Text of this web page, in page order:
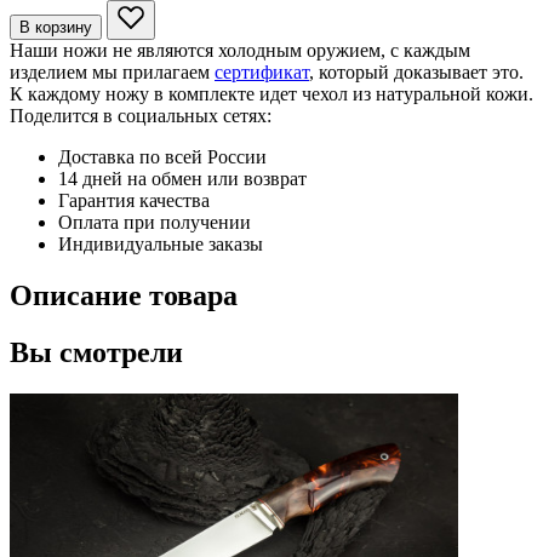
В корзину
Наши ножи не являются холодным оружием, с каждым
изделием мы прилагаем сертификат, который доказывает это.
К каждому ножу в комплекте идет чехол из натуральной кожи.
Поделится в социальных сетях:
Доставка по всей России
14 дней на обмен или возврат
Гарантия качества
Оплата при получении
Индивидуальные заказы
Описание товара
Вы смотрели